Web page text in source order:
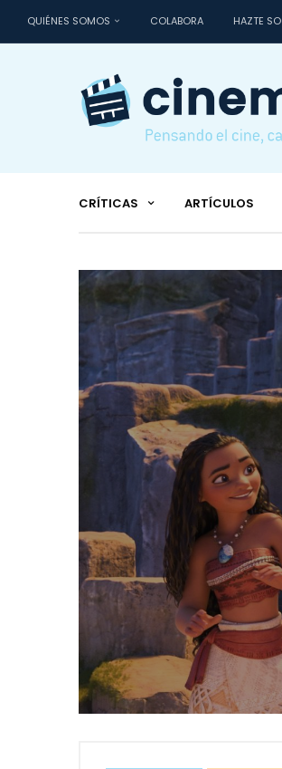
QUIÉNES SOMOS COLABORA HAZTE
CRÍTICAS ARTÍCULOS